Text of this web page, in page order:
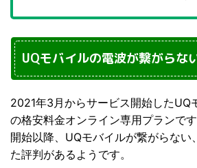
UQモバイルの電波が繋がらな
2021年3月からサービス開始したUQ
の格安料金オンライン専用プランで
開始以降、UQモバイルが繋がらない
た評判があるようです。